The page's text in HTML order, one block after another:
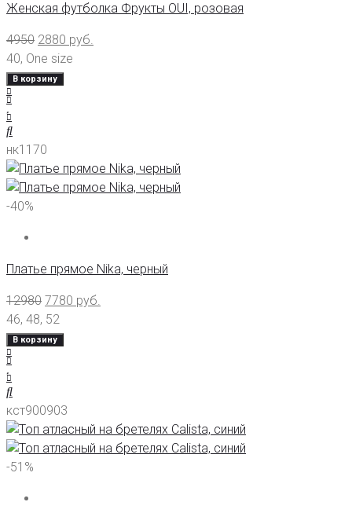
Женская футболка Фрукты OUI, розовая
4950 2880 руб.
40, One size
В корзину
нк1170
-40%
Платье прямое Nika, черный
12980 7780 руб.
46, 48, 52
В корзину
кст900903
-51%